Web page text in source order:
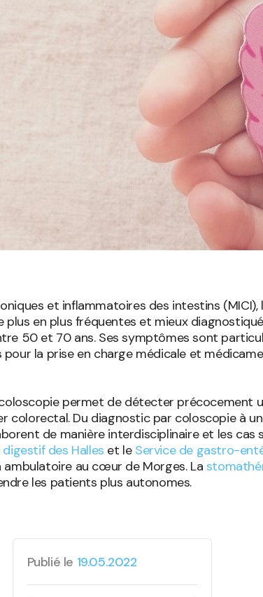
et inflammatoires des intestins (MICI),
en plus fréquentes et mieux
50 et 70 ans. Ses symptômes sont
la prise en charge médicale et
permet de détecter précocement
colorectal. Du diagnostic par coloscopie à
de manière interdisciplinaire et les cas
des Halles et le Service de gastro-
ambulatoire au cœur de Morges. La
les patients plus autonomes.
Publié le 19.05.2022